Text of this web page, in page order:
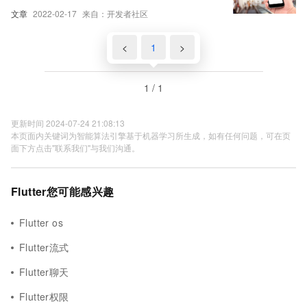
文章 2022-02-17 来自：开发者社区
< 1 >
1 / 1
更新时间 2024-07-24 21:08:13
本页面内关键词为智能算法引擎基于机器学习所生成，如有任何问题，可在页
面下方点击"联系我们"与我们沟通。
Flutter您可能感兴趣
Flutter os
Flutter流式
Flutter聊天
Flutter权限